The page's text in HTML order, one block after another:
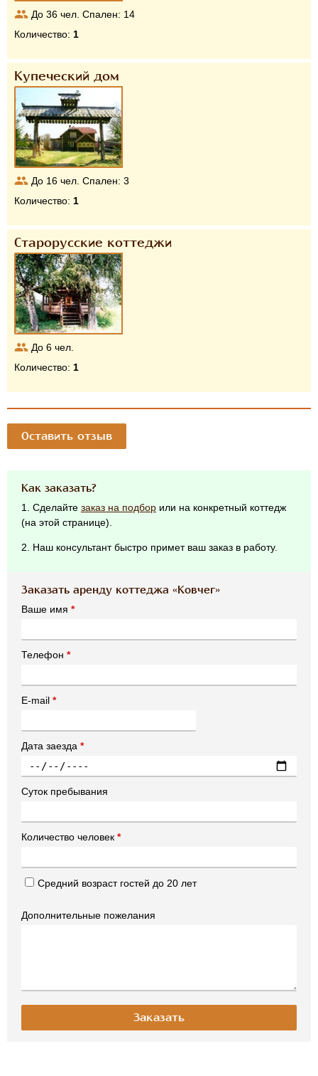
До 36 чел. Спален: 14
Количество: 1
Купеческий дом
До 16 чел. Спален: 3
Количество: 1
Старорусские коттеджи
До 6 чел.
Количество: 1
Оставить отзыв
Как заказать?
1. Сделайте заказ на подбор или на конкретный коттедж
(на этой странице).
2. Наш консультант быстро примет ваш заказ в работу.
Заказать аренду коттеджа «Ковчег»
Ваше имя *
Телефон *
E-mail *
Дата заезда *
Суток пребывания
Количество человек *
Средний возраст гостей до 20 лет
Дополнительные пожелания